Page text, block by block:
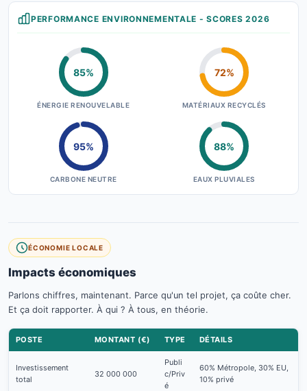
PERFORMANCE ENVIRONNEMENTALE - SCORES 2026
85%
ÉNERGIE RENOUVELABLE
72%
MATÉRIAUX RECYCLÉS
95%
CARBONE NEUTRE
88%
EAUX PLUVIALES
ÉCONOMIE LOCALE
Impacts économiques
Parlons chiffres, maintenant. Parce qu'un tel projet, ça coûte cher.
Et ça doit rapporter. À qui ? À tous, en théorie.
POSTE MONTANT (€) TYPE DÉTAILS
Investissement
total
32 000 000
Publi
c/Priv
é
60% Métropole, 30% EU,
10% privé